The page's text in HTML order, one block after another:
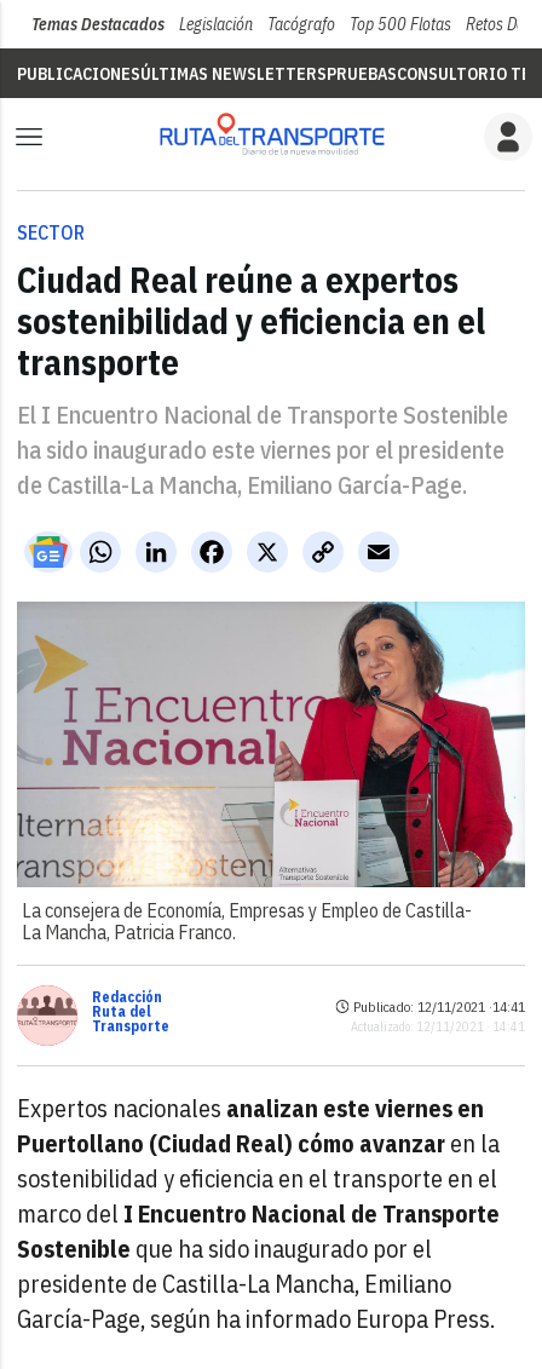
Temas Destacados Legislación Tacógrafo Top 500 Flotas Retos Del
PUBLICACIONESÚLTIMAS NEWSLETTERSPRUEBASCONSULTORIO
SECTOR
Ciudad Real reúne a expertos
sostenibilidad y eficiencia en el
transporte
El I Encuentro Nacional de Transporte Sostenible
ha sido inaugurado este viernes por el presidente
de Castilla-La Mancha, Emiliano García-Page.
WhatsAppLinkedIn X
Facebook
Copy
Link
Email
La consejera de Economía, Empresas y Empleo de Castilla-
La Mancha, Patricia Franco.
Redacción
Ruta del
Transporte
Publicado: 12/11/2021 ·14:41
Actualizado: 12/11/2021 · 14:41
Expertos nacionales analizan este viernes en
Puertollano (Ciudad Real) cómo avanzaren la
sostenibilidad y eficiencia en el transporte en el
marco del I Encuentro Nacional de Transporte
Sostenible que ha sido inaugurado por el
presidente de Castilla-La Mancha, Emiliano
García-Page, según ha informado Europa Press.